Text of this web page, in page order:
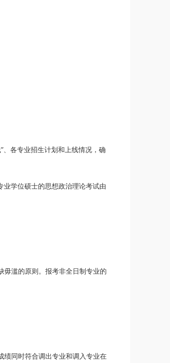
、各专业招生计划和上线情况，确
业学位硕士的思想政治理论考试由
毋滥的原则。报考非全日制专业的
同时符合调出专业和调入专业在